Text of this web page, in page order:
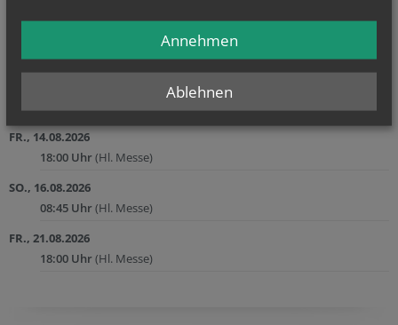
18:00 Uhr(Hl. Messe)
FR., 14.08.2026
18:00 Uhr(Hl. Messe)
SO., 16.08.2026
08:45 Uhr(Hl. Messe)
FR., 21.08.2026
18:00 Uhr(Hl. Messe)
Ablehnen
Annehmen